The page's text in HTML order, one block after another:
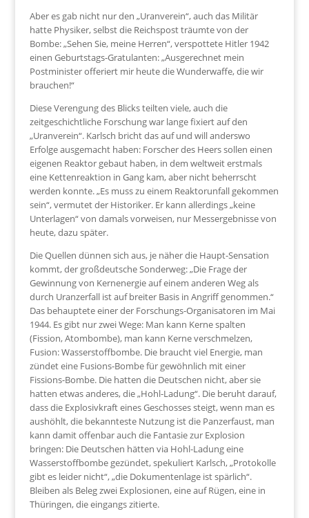
Aber es gab nicht nur den „Uranverein“, auch das Militär
hatte Physiker, selbst die Reichspost träumte von der
Bombe: „Sehen Sie, meine Herren“, verspottete Hitler 1942
einen Geburtstags-Gratulanten: „Ausgerechnet mein
Postminister offeriert mir heute die Wunderwaffe, die wir
brauchen!“
Diese Verengung des Blicks teilten viele, auch die
zeitgeschichtliche Forschung war lange fixiert auf den
„Uranverein“. Karlsch bricht das auf und will anderswo
Erfolge ausgemacht haben: Forscher des Heers sollen einen
eigenen Reaktor gebaut haben, in dem weltweit erstmals
eine Kettenreaktion in Gang kam, aber nicht beherrscht
werden konnte. „Es muss zu einem Reaktorunfall gekommen
sein“, vermutet der Historiker. Er kann allerdings „keine
Unterlagen“ von damals vorweisen, nur Messergebnisse von
heute, dazu später.
Die Quellen dünnen sich aus, je näher die Haupt-Sensation
kommt, der großdeutsche Sonderweg: „Die Frage der
Gewinnung von Kernenergie auf einem anderen Weg als
durch Uranzerfall ist auf breiter Basis in Angriff genommen.“
Das behauptete einer der Forschungs-Organisatoren im Mai
1944. Es gibt nur zwei Wege: Man kann Kerne spalten
(Fission, Atombombe), man kann Kerne verschmelzen,
Fusion: Wasserstoffbombe. Die braucht viel Energie, man
zündet eine Fusions-Bombe für gewöhnlich mit einer
Fissions-Bombe. Die hatten die Deutschen nicht, aber sie
hatten etwas anderes, die „Hohl-Ladung“. Die beruht darauf,
dass die Explosivkraft eines Geschosses steigt, wenn man es
aushöhlt, die bekannteste Nutzung ist die Panzerfaust, man
kann damit offenbar auch die Fantasie zur Explosion
bringen: Die Deutschen hätten via Hohl-Ladung eine
Wasserstoffbombe gezündet, spekuliert Karlsch, „Protokolle
gibt es leider nicht“, „die Dokumentenlage ist spärlich“.
Bleiben als Beleg zwei Explosionen, eine auf Rügen, eine in
Thüringen, die eingangs zitierte.